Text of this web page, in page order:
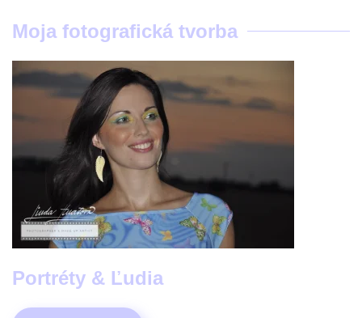
Moja fotografická tvorba
Portréty & Ľudia